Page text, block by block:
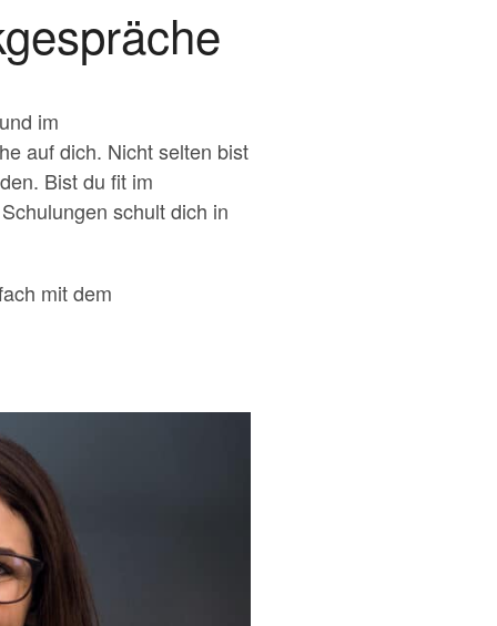
im
auf dich. Nicht selten bist
Bist du fit im
schult dich in
mit dem